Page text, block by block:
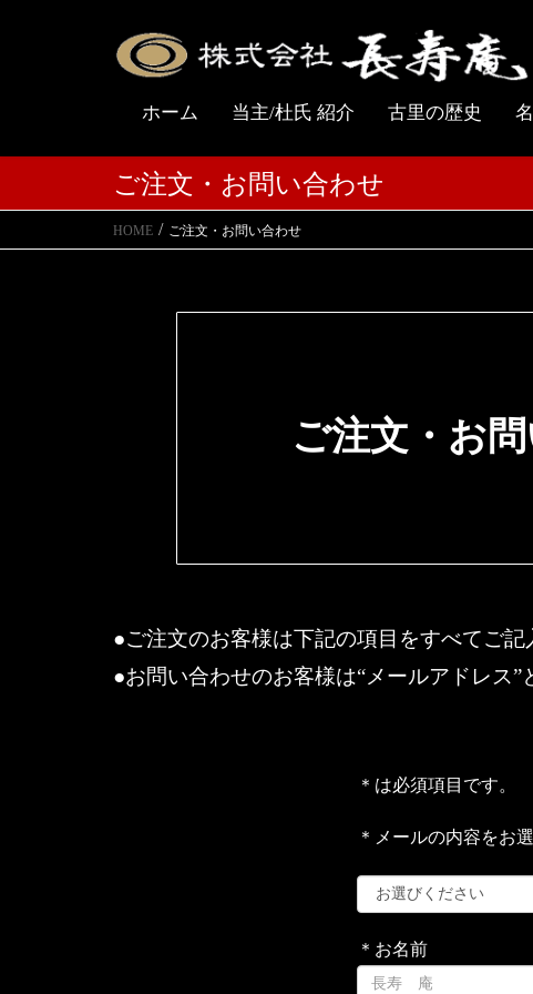
ホーム 当主/杜氏 紹介 古里の歴史
ご注文・お問い合わせ
HOME ご注文・お問い合わせ
ご注文・お
●ご注文のお客様は下記の項目をすべてご記
●お問い合わせのお客様は“メールアドレス
＊は必須項目です。
＊メールの内容をお
＊お名前